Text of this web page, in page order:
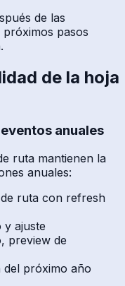
de las
pasos
de la hoja
anuales
ruta mantienen la
anuales:
ruta con refresh
y ajuste
preview de
del próximo año